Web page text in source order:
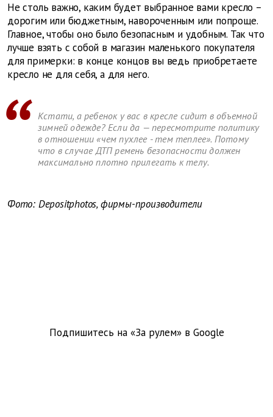
Не столь важно, каким будет выбранное вами кресло –
дорогим или бюджетным, навороченным или попроще.
Главное, чтобы оно было безопасным и удобным. Так что
лучше взять с собой в магазин маленького покупателя
для примерки: в конце концов вы ведь приобретаете
кресло не для себя, а для него.
Кстати, а ребенок у вас в кресле сидит в объемной
зимней одежде? Если да — пересмотрите политику
в отношении «чем пухлее - тем теплее». Потому
что в случае ДТП ремень безопасности должен
максимально плотно прилегать к телу.
Фото: Depositphotos, фирмы-производители
Подпишитесь на «За рулем» в Google